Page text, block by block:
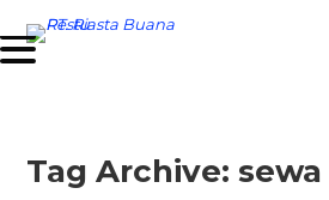
Tag Archive: